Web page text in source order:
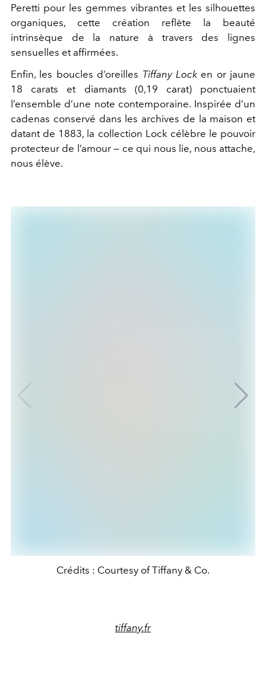
Peretti pour les gemmes vibrantes et les silhouettes
organiques, cette création reflète la beauté
intrinsèque de la nature à travers des lignes
sensuelles et affirmées.
Enfin, les boucles d’oreilles Tiffany Locken or jaune
18 carats et diamants (0,19 carat) ponctuaient
l’ensemble d’une note contemporaine. Inspirée d’un
cadenas conservé dans les archives de la maison et
datant de 1883, la collection Lock célèbre le pouvoir
protecteur de l’amour — ce qui nous lie, nous attache,
nous élève.
Crédits : Courtesy of Tiffany & Co.
tiffany.fr